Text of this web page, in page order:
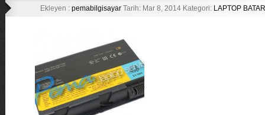
Ekleyen : pemabilgisayarTarih: Mar 8, 2014 Kategori: LAPTOP